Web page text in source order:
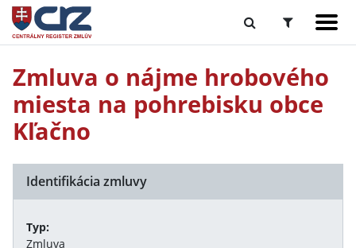
Zmluva o nájme hrobového
miesta na pohrebisku obce
Kľačno
Identifikácia zmluvy
Typ:
Zmluva